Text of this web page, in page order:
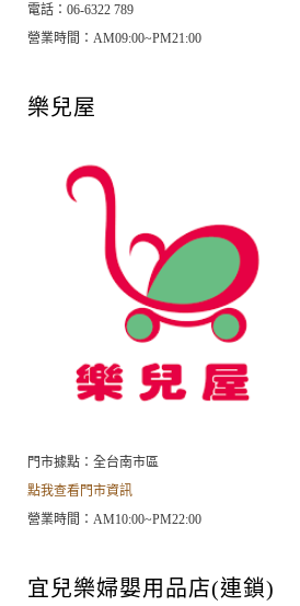
電話：06-6322 789
營業時間：AM09:00~PM21:00
樂兒屋
門市據點：全台南市區
點我查看門市資訊
營業時間：AM10:00~PM22:00
宜兒樂婦嬰用品店(連鎖)